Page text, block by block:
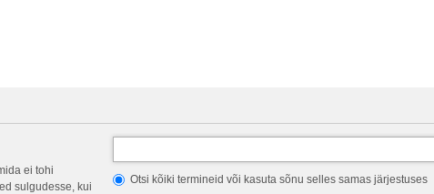
ei tohi
sulgudesse, kui
Otsi kõiki termineid või kasuta sõnu selles samas järjestuses